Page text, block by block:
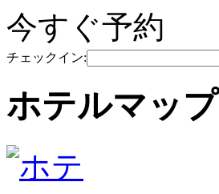
今すぐ予約
チェックイン:
ホテルマップ